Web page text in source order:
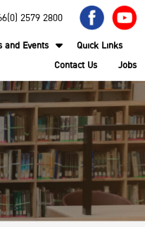
2579 2800
and Events
Quick Links
Contact Us
Jobs